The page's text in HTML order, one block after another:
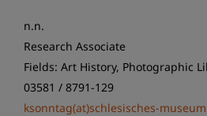
n.n.
Research Associate
Fields: Art History, Photographic
03581 / 8791-129
ksonntag(at)schlesisches-